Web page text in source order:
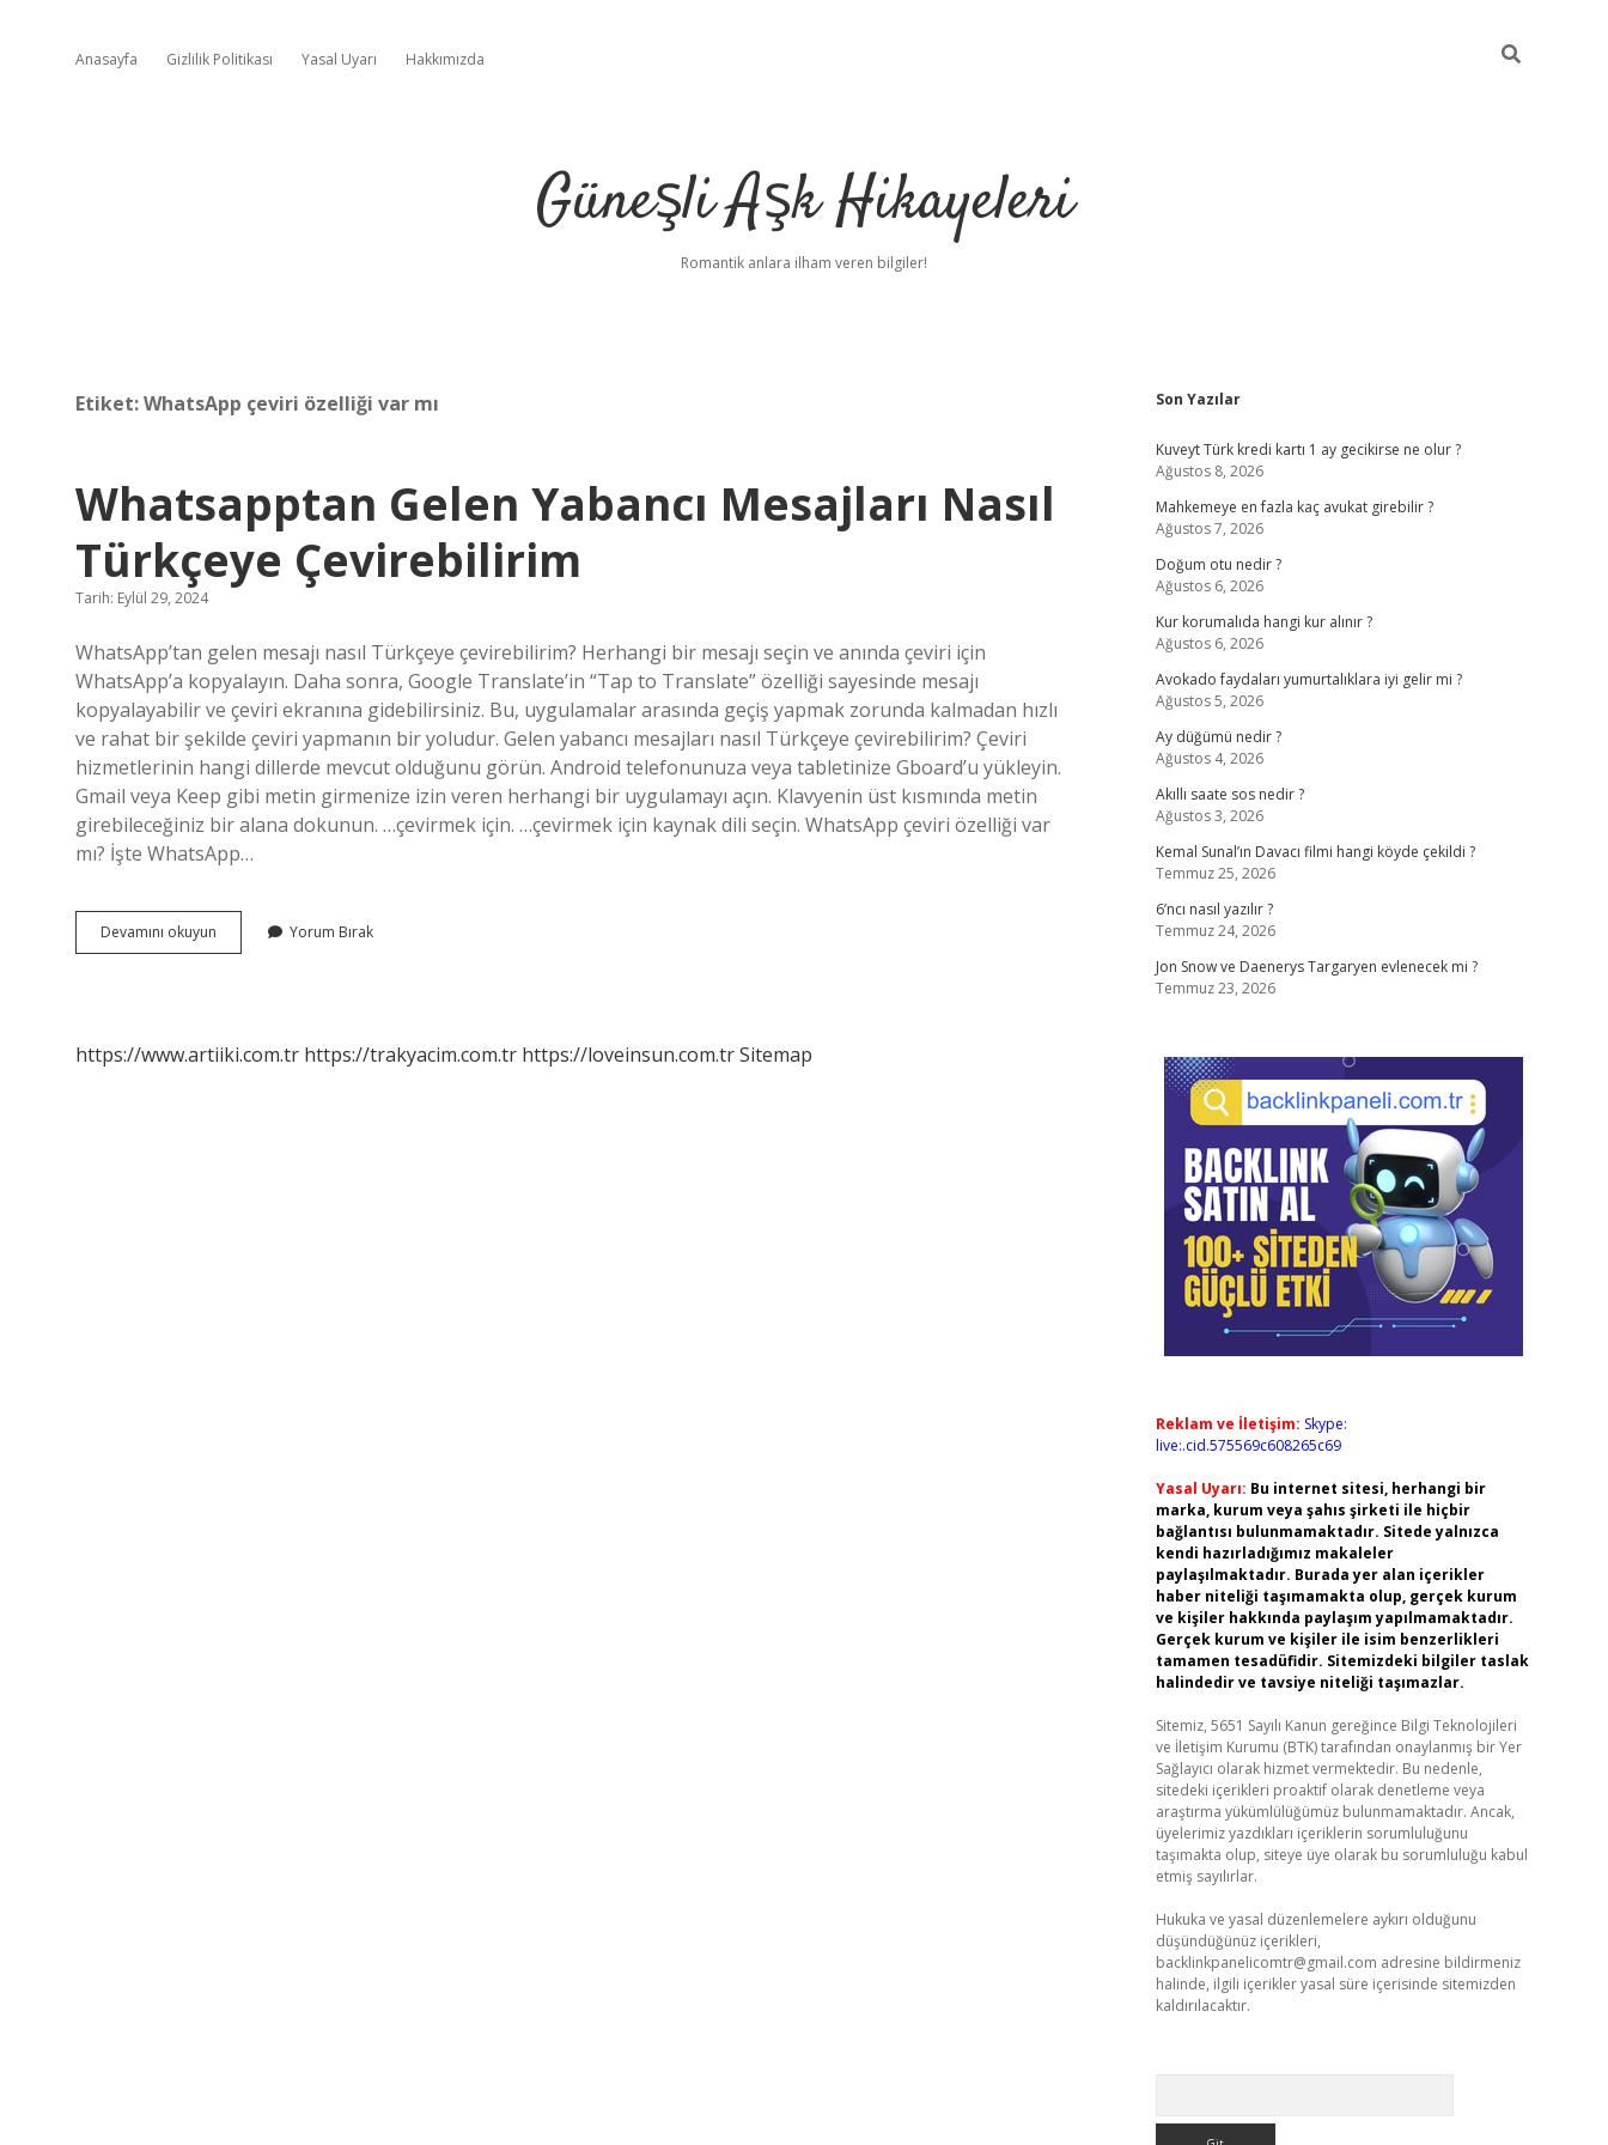
Anasayfa Gizlilik Politikası Yasal Uyarı Hakkımızda
Güneşli Aşk Hikayeleri
Romantik anlara ilham veren bilgiler!
Etiket:WhatsApp çeviri özelliği var mı
Whatsapptan Gelen Yabancı Mesajları Nasıl
Türkçeye Çevirebilirim
Tarih: Eylül 29, 2024
WhatsApp’tan gelen mesajı nasıl Türkçeye çevirebilirim? Herhangi bir mesajı seçin ve anında çeviri için
WhatsApp’a kopyalayın. Daha sonra, Google Translate’in “Tap to Translate” özelliği sayesinde mesajı
kopyalayabilir ve çeviri ekranına gidebilirsiniz. Bu, uygulamalar arasında geçiş yapmak zorunda kalmadan hızlı
ve rahat bir şekilde çeviri yapmanın bir yoludur. Gelen yabancı mesajları nasıl Türkçeye çevirebilirim? Çeviri
hizmetlerinin hangi dillerde mevcut olduğunu görün. Android telefonunuza veya tabletinize Gboard’u yükleyin.
Gmail veya Keep gibi metin girmenize izin veren herhangi bir uygulamayı açın. Klavyenin üst kısmında metin
girebileceğiniz bir alana dokunun. …çevirmek için. …çevirmek için kaynak dili seçin. WhatsApp çeviri özelliği var
mı? İşte WhatsApp…
Devamını okuyun Whatsapptan
Gelen
Çevirebilirim
Yorum Bırak
https://www.artiiki.com.tr https://trakyacim.com.tr https://loveinsun.com.trSitemap
Sidebar
Son Yazılar
Kuveyt Türk kredi kartı 1 ay gecikirse ne olur ?
Ağustos 8, 2026
Mahkemeye en fazla kaç avukat girebilir ?
Ağustos 7, 2026
Doğum otu nedir ?
Ağustos 6, 2026
Kur korumalıda hangi kur alınır ?
Ağustos 6, 2026
Avokado faydaları yumurtalıklara iyi gelir mi ?
Ağustos 5, 2026
Ay düğümü nedir ?
Ağustos 4, 2026
Akıllı saate sos nedir ?
Ağustos 3, 2026
Kemal Sunal’ın Davacı filmi hangi köyde çekildi ?
Temmuz 25, 2026
6’ncı nasıl yazılır ?
Temmuz 24, 2026
Jon Snow ve Daenerys Targaryen evlenecek mi ?
Temmuz 23, 2026
Reklam ve İletişim: Skype:
live:.cid.575569c608265c69
Yasal Uyarı: Bu internet sitesi, herhangi bir
marka, kurum veya şahıs şirketi ile hiçbir
bağlantısı bulunmamaktadır. Sitede yalnızca
kendi hazırladığımız makaleler
paylaşılmaktadır. Burada yer alan içerikler
haber niteliği taşımamakta olup, gerçek kurum
ve kişiler hakkında paylaşım yapılmamaktadır.
Gerçek kurum ve kişiler ile isim benzerlikleri
tamamen tesadüfidir. Sitemizdeki bilgiler taslak
halindedir ve tavsiye niteliği taşımazlar.
Sitemiz, 5651 Sayılı Kanun gereğince Bilgi Teknolojileri
ve İletişim Kurumu (BTK) tarafından onaylanmış bir Yer
Sağlayıcı olarak hizmet vermektedir. Bu nedenle,
sitedeki içerikleri proaktif olarak denetleme veya
araştırma yükümlülüğümüz bulunmamaktadır. Ancak,
üyelerimiz yazdıkları içeriklerin sorumluluğunu
taşımakta olup, siteye üye olarak bu sorumluluğu kabul
etmiş sayılırlar.
Hukuka ve yasal düzenlemelere aykırı olduğunu
düşündüğünüz içerikleri,
backlinkpanelicomtr@gmail.com adresine bildirmeniz
halinde, ilgili içerikler yasal süre içerisinde sitemizden
kaldırılacaktır.
betci